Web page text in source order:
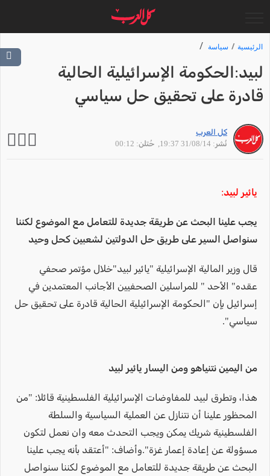
الرئيسية سياسة
لبيد:الحكومة الإسرائيلية الحالية
قادرة على تحقيق حل سياسي
كل العرب
نُشر: 31/08/14 19:37
, حُتلن: 00:12
يائير لبيد:
يجب علينا البحث عن طريقة جديدة للتعامل مع الموضوع لكننا
سنواصل السير على طريق حل الدولتين لشعبين كحل وحيد
قال وزير المالية الإسرائيلية "يائير لبيد"خلال مؤتمر صحفي
عقده" الأحد " للمراسلين الصحفيين الأجانب المعتمدين في
إسرائيل بإن "الحكومة الإسرائيلية الحالية قادرة على تحقيق حل
سياسي".
من اليمين نتنياهو ومن اليسار يائير لبيد
هذا، وتطرق لبيد للمفاوضات الإسرائيلية الفلسطينية قائلا: "من
المحظور علينا أن نتنازل عن العملية السياسية والسلطة
الفلسطينية شريك يمكن ويجب التحدث معه وان نعمل لتكون
مسؤولة عن إعادة إعمار غزة".وأضاف: "أعتقد بأنه يجب علينا
البحث عن طريقة جديدة للتعامل مع الموضوع لكننا سنواصل